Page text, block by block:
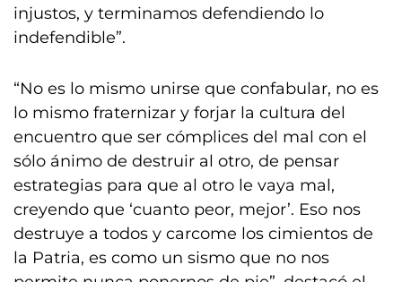
injustos, y terminamos defendiendo lo
indefendible”.
“No es lo mismo unirse que confabular, no es
lo mismo fraternizar y forjar la cultura del
encuentro que ser cómplices del mal con el
sólo ánimo de destruir al otro, de pensar
estrategias para que al otro le vaya mal,
creyendo que ‘cuanto peor, mejor’. Eso nos
destruye a todos y carcome los cimientos de
la Patria, es como un sismo que no nos